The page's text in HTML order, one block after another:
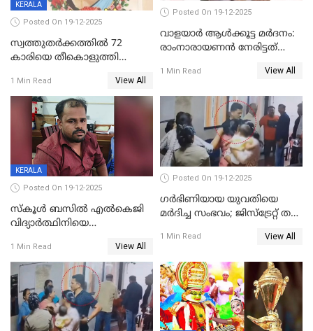
KERALA
Posted On 19-12-2025
സ്വത്തുതര്‍ക്കത്തില്‍ 72
കാരിയെ തീകൊളുത്തി
ക്രൂരകൊലപാതകത്തില്‍
സഹോദരിപുത്രന് ജീവപര്യന്തം
1 Min Read View All
Posted On 19-12-2025
വാളയാർ ആൾക്കൂട്ട മർദനം:
രാംനാരായണൻ നേരിട്ടത്
നാൽപ്പതിലേറെ
റിപ്പോർട്ട്
1 Min Read View All
KERALA
Posted On 19-12-2025
സ്കൂൾ ബസിൽ എൽകെജി
വിദ്യാര്‍ത്ഥിനിയെ
ക്ലീനര്‍ പിടിയിൽ
1 Min Read View All
Posted On 19-12-2025
ഗര്‍ഭിണിയായ യുവതിയെ
മര്‍ദിച്ച സംഭവം; ജിസ്‌ട്രേറ്റ് തല
യുവതി
1 Min Read View All